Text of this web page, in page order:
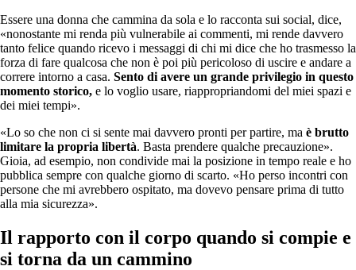
Essere una donna che cammina da sola e lo racconta sui social, dice,
«nonostante mi renda più vulnerabile ai commenti, mi rende davvero
tanto felice quando ricevo i messaggi di chi mi dice che ho trasmesso la
forza di fare qualcosa che non è poi più pericoloso di uscire e andare a
correre intorno a casa. Sento di avere un grande privilegio in questo
momento storico, e lo voglio usare, riappropriandomi del miei spazi e
dei miei tempi».
«Lo so che non ci si sente mai davvero pronti per partire, ma è brutto
limitare la propria libertà. Basta prendere qualche precauzione».
Gioia, ad esempio, non condivide mai la posizione in tempo reale e ho
pubblica sempre con qualche giorno di scarto. «Ho perso incontri con
persone che mi avrebbero ospitato, ma dovevo pensare prima di tutto
alla mia sicurezza».
Il rapporto con il corpo quando si compie e
si torna da un cammino